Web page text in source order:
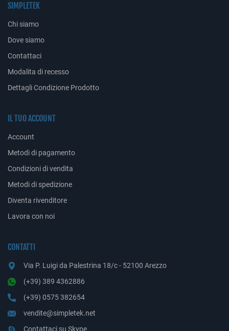
SIMPLETEK
Chi siamo
Dove siamo
Contattaci
Modalita di recesso
Dettagli Condizione Prodotto
IL TUO ACCOUNT
Account
Metodi di pagamento
Condizioni di vendita
Metodi di spedizione
Diventa rivenditore
Lavora con noi
CONTATTI
Via P. Luigi da Palestrina 18/c - 52100 Arezzo
(+39) 389 4362886
(+39) 0575 382654
vendite@simpletek.net
Contattaci su Skype